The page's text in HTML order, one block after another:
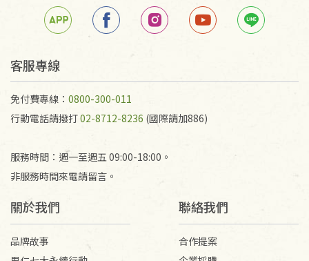
若未保持原包裝方式或未使用原箱退回，導致書籍有
任何折損、磨損、污損或凹角，將不接受退貨，也不
不接受退貨之手抄稿，為敬重法寶故，里仁網購無法
代為結緣處理等。 若需將手抄稿寄還給消費者，因而
產生的運費100元/箱將由消費者負擔。
客服專線
免付費專線： 0800-300-011
行動電話請撥打02-8712-8236 (國際請加886)
服務時間：週一至週五 09:00-18:00。
非服務時間來電請留言。
關於我們
品牌故事
聯絡我們
合作提案